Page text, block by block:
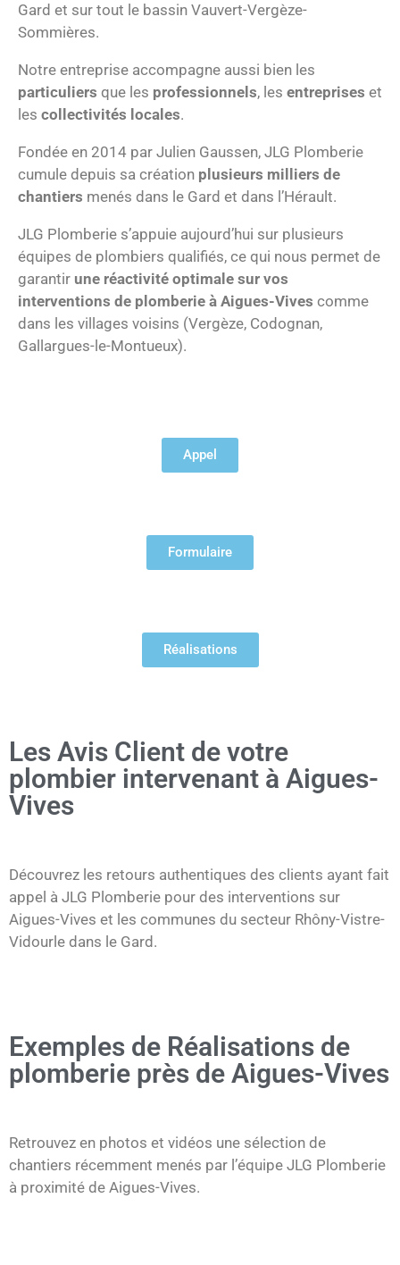
Gard et sur tout le bassin Vauvert-Vergèze-
Sommières.
Notre entreprise accompagne aussi bien les
particuliers que les professionnels, les entreprises et
les collectivités locales.
Fondée en 2014 par Julien Gaussen, JLG Plomberie
cumule depuis sa création plusieurs milliers de
chantiers menés dans le Gard et dans l’Hérault.
JLG Plomberie s’appuie aujourd’hui sur plusieurs
équipes de plombiers qualifiés, ce qui nous permet de
garantir une réactivité optimale sur vos
interventions de plomberie à Aigues-Vives comme
dans les villages voisins (Vergèze, Codognan,
Gallargues-le-Montueux).
Appel
Formulaire
Réalisations
Les Avis Client de votre
plombier intervenant à Aigues-
Vives
Découvrez les retours authentiques des clients ayant fait
appel à JLG Plomberie pour des interventions sur
Aigues-Vives et les communes du secteur Rhôny-Vistre-
Vidourle dans le Gard.
Exemples de Réalisations de
plomberie près de Aigues-Vives
Retrouvez en photos et vidéos une sélection de
chantiers récemment menés par l’équipe JLG Plomberie
à proximité de Aigues-Vives.